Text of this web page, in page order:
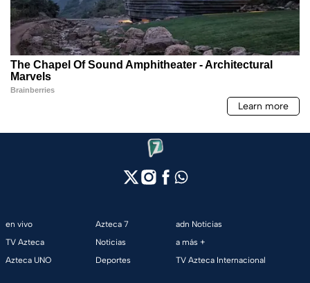
en vivo
TV Azteca
Azteca UNO
Azteca 7
Noticias
Deportes
adn Noticias
a más +
TV Azteca Internacional